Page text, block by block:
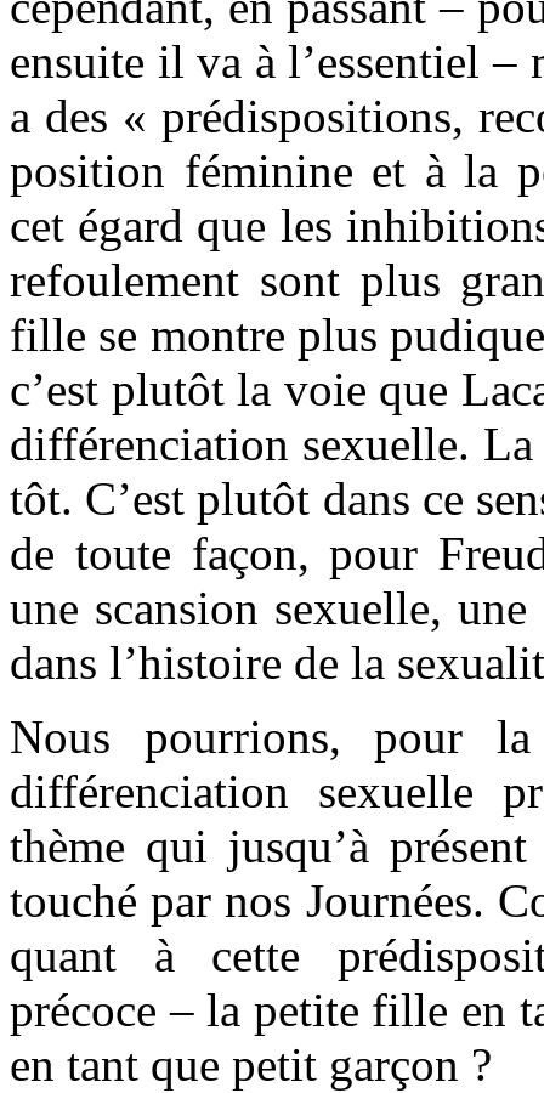
ensuite il va à l’essentiel
a des « prédispositions,
position féminine et à la
cet égard que les
refoulement sont plus
fille se montre plus
c’est plutôt la voie que
différenciation sexuelle.
tôt. C’est plutôt dans ce
de toute façon, pour
une scansion sexuelle,
dans l’histoire de la
Nous pourrions, pour
différenciation sexuelle
thème qui jusqu’à
touché par nos Journées.
quant à cette
précoce – la petite fille en
en tant que petit garçon ?